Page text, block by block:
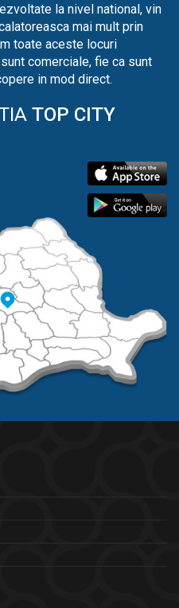
la nivel national, vin
mai mult prin
toate aceste locuri
comerciale, fie ca sunt
in mod direct.
TOP CITY